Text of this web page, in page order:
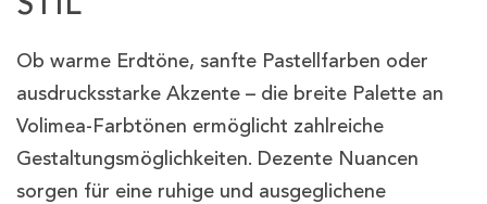
Ob warme Erdtöne, sanfte Pastellfarben oder
ausdrucksstarke Akzente – die breite Palette an
Volimea-Farbtönen ermöglicht zahlreiche
Gestaltungsmöglichkeiten. Dezente Nuancen
sorgen für eine ruhige und ausgeglichene